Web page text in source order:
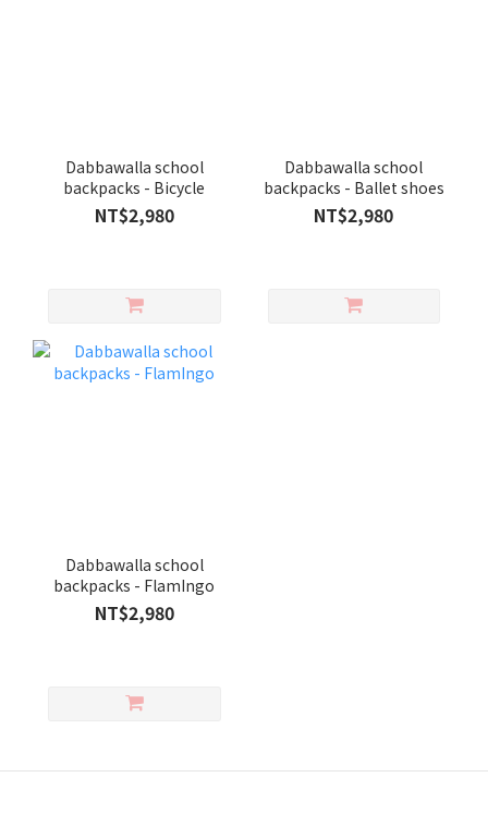
Dabbawalla school
backpacks - Bicycle
NT$2,980
Dabbawalla school
backpacks - Ballet shoes
NT$2,980
Dabbawalla school
backpacks - FlamIngo
NT$2,980